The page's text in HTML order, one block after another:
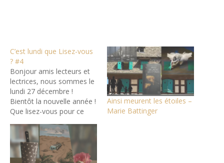
C’est lundi que Lisez-vous
? #4
Bonjour amis lecteurs et
lectrices, nous sommes le
lundi 27 décembre !
Bientôt la nouvelle année !
Que lisez-vous pour ce
ma lecture du
moment Ainsi se brise la
ligne de Marie Battinger?
Un livre qui m'a été prêté
Ainsi meurent les étoiles –
Marie Battinger